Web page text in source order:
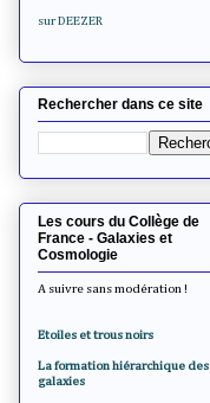
sur DEEZER
Rechercher dans ce site
Les cours du Collège de
France - Galaxies et
Cosmologie
A suivre sans modération !
Etoiles et trous noirs
La formation hiérarchique des
galaxies